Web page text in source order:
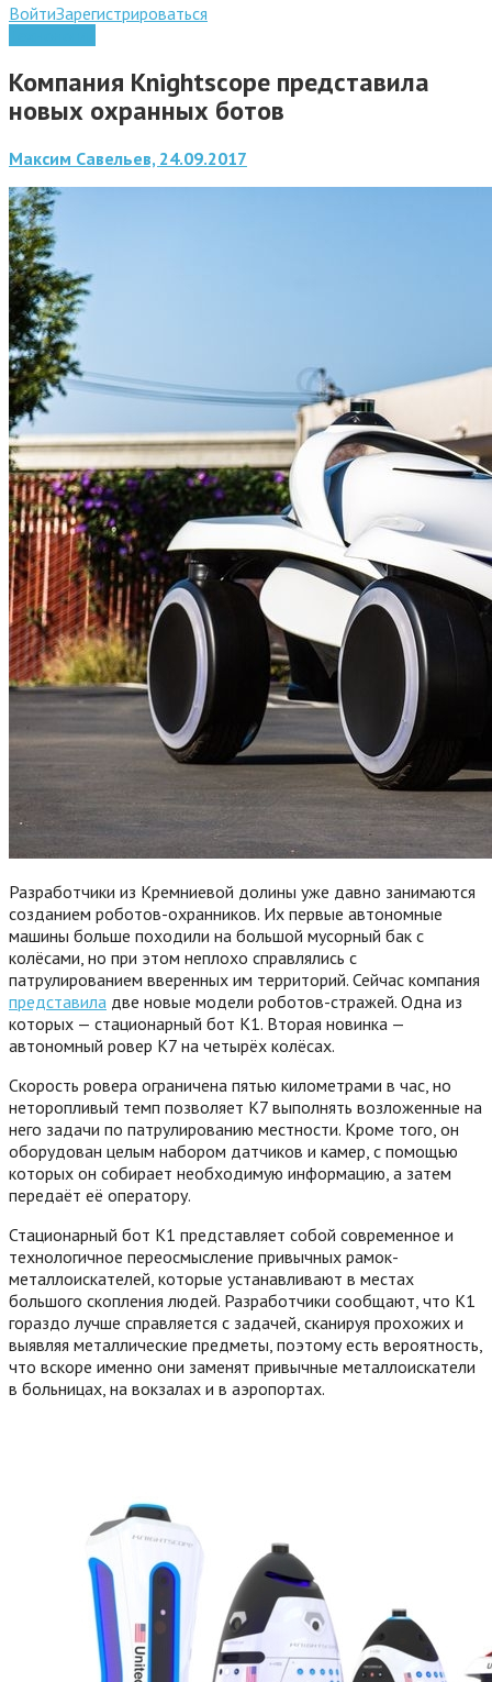
ВойтиЗарегистрироваться
Компания Knightscope представила
новых охранных ботов
Максим Савельев, 24.09.2017
Разработчики из Кремниевой долины уже давно занимаются
созданием роботов-охранников. Их первые автономные
машины больше походили на большой мусорный бак с
колёсами, но при этом неплохо справлялись с
патрулированием вверенных им территорий. Сейчас компания
представила две новые модели роботов-стражей. Одна из
которых — стационарный бот K1. Вторая новинка —
автономный ровер K7 на четырёх колёсах.
Скорость ровера ограничена пятью километрами в час, но
неторопливый темп позволяет К7 выполнять возложенные на
него задачи по патрулированию местности. Кроме того, он
оборудован целым набором датчиков и камер, с помощью
которых он собирает необходимую информацию, а затем
передаёт её оператору.
Стационарный бот К1 представляет собой современное и
технологичное переосмысление привычных рамок-
металлоискателей, которые устанавливают в местах
большого скопления людей. Разработчики сообщают, что К1
гораздо лучше справляется с задачей, сканируя прохожих и
выявляя металлические предметы, поэтому есть вероятность,
что вскоре именно они заменят привычные металлоискатели
в больницах, на вокзалах и в аэропортах.